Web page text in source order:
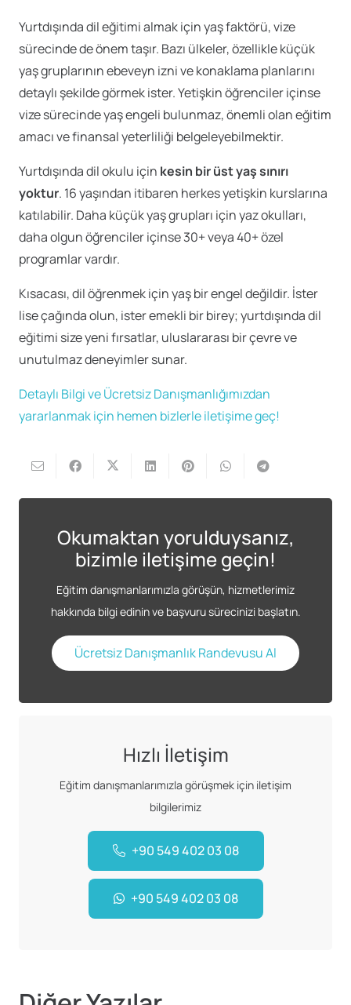
Yurtdışında dil eğitimi almak için yaş faktörü, vize
sürecinde de önem taşır. Bazı ülkeler, özellikle küçük
yaş gruplarının ebeveyn izni ve konaklama planlarını
detaylı şekilde görmek ister. Yetişkin öğrenciler içinse
vize sürecinde yaş engeli bulunmaz, önemli olan eğitim
amacı ve finansal yeterliliği belgeleyebilmektir.
Yurtdışında dil okulu için kesin bir üst yaş sınırı
yoktur. 16 yaşından itibaren herkes yetişkin kurslarına
katılabilir. Daha küçük yaş grupları için yaz okulları,
daha olgun öğrenciler içinse 30+ veya 40+ özel
programlar vardır.
Kısacası, dil öğrenmek için yaş bir engel değildir. İster
lise çağında olun, ister emekli bir birey; yurtdışında dil
eğitimi size yeni fırsatlar, uluslararası bir çevre ve
unutulmaz deneyimler sunar.
Detaylı Bilgi ve Ücretsiz Danışmanlığımızdan
yararlanmak için hemen bizlerle iletişime geç!
Okumaktan yorulduysanız,
bizimle iletişime geçin!
Eğitim danışmanlarımızla görüşün, hizmetlerimiz
hakkında bilgi edinin ve başvuru sürecinizi başlatın.
Ücretsiz Danışmanlık Randevusu Al
Hızlı İletişim
Eğitim danışmanlarımızla görüşmek için iletişim
bilgilerimiz
+90 549 402 03 08
+90 549 402 03 08